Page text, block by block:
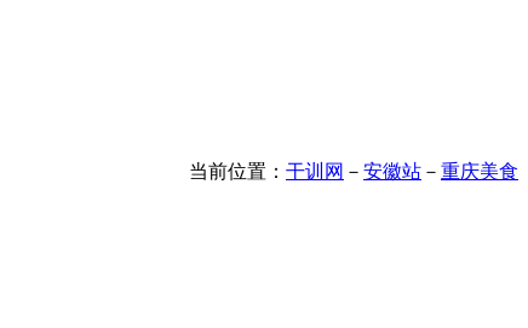
当前位置： 干训网 － 安徽站 － 重庆美食